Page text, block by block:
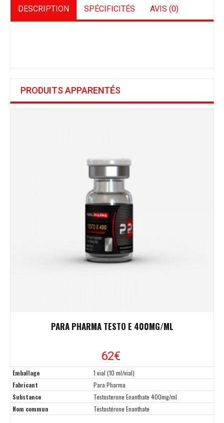
DESCRIPTION SPÉCIFICITÉS AVIS (0)
PRODUITS APPARENTÉS
PARA PHARMA TESTO E 400MG/ML
62€
Emballage
1 vial (10 ml/vial)
Fabricant
Para Pharma
Substance
Testosterone Enanthate 400mg/ml
Nom commun
Testostérone Enanthate